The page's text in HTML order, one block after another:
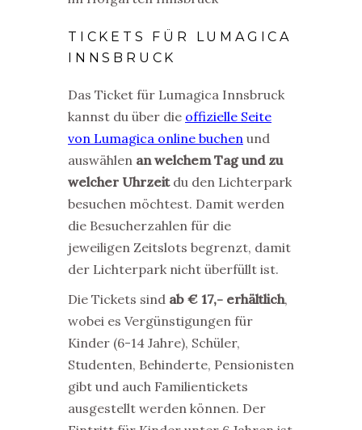
TICKETS FÜR LUMAGICA
INNSBRUCK
Das Ticket für Lumagica Innsbruck
kannst du über die offizielle Seite
von Lumagica online buchen und
auswählen an welchem Tag und zu
welcher Uhrzeitdu den Lichterpark
besuchen möchtest. Damit werden
die Besucherzahlen für die
jeweiligen Zeitslots begrenzt, damit
der Lichterpark nicht überfüllt ist.
Die Tickets sind ab € 17,- erhältlich,
wobei es Vergünstigungen für
Kinder (6-14 Jahre), Schüler,
Studenten, Behinderte, Pensionisten
gibt und auch Familientickets
ausgestellt werden können. Der